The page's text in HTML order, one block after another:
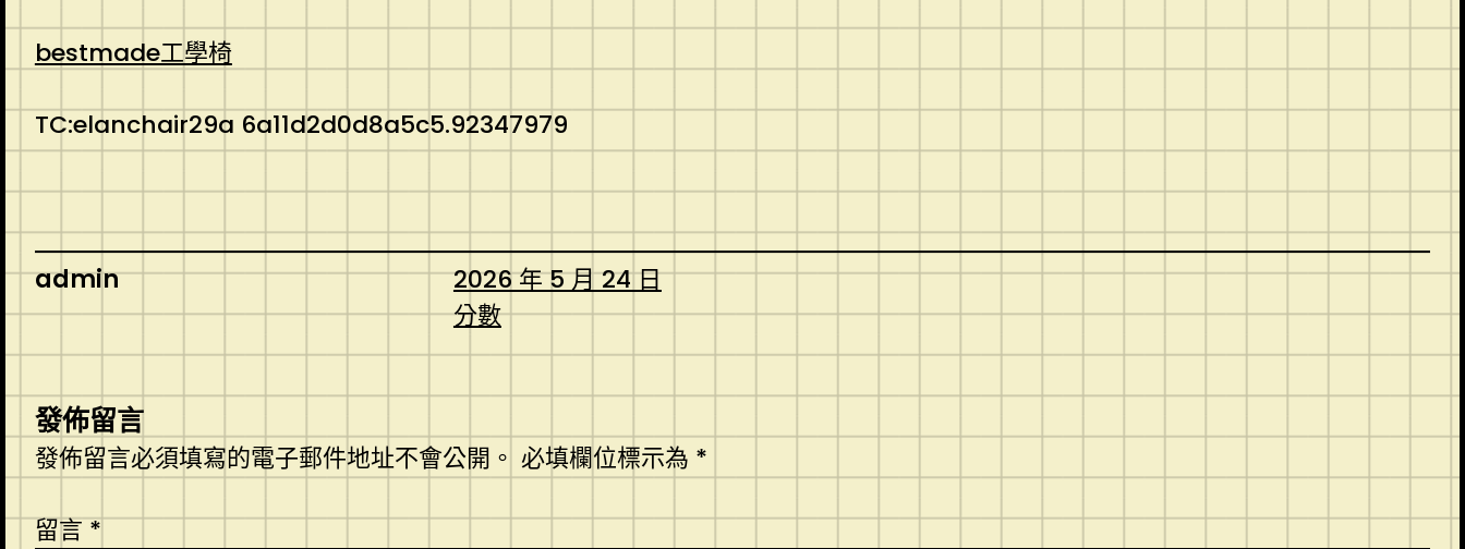
bestmade工學椅
TC:elanchair29a 6a11d2d0d8a5c5.92347979
admin
2026 年 5 月 24 日
分數
發佈留言
發佈留言必須填寫的電子郵件地址不會公開。 必填欄位標示為 *
留言*